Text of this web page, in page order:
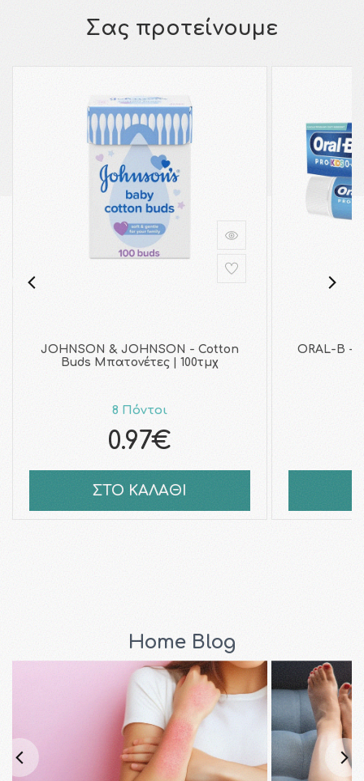
Σας προτείνουμε
JOHNSON & JOHNSON - Cotton
Buds Μπατονέτες | 100τμχ
8 Πόντοι
0.97€
ΣΤΟ ΚΑΛΑΘΙ
ORAL-B -
Home Blog